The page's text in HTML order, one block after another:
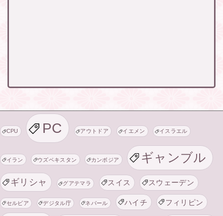
CPU PC アウトドア イエメン イスラエル
イラン ウズベキスタン カンボジア ギャンブル
ギリシャ グアテマラ スイス スウェーデン
セルビア デジタル庁 ネパール ハイチ フィリピン